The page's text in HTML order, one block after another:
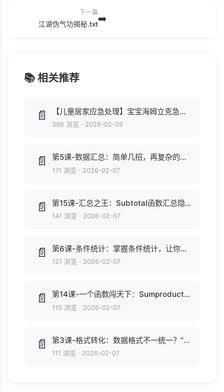
下一篇
江湖伪气功揭秘.txt➡️
📚 相关推荐
📄 【儿童居家应急处理】宝宝海姆立克急救法.mp4
396 浏览 · 2026-02-09
📄 第5课-数据汇总：简单几招，再复杂的数据也立刻一目了然.mp4
171 浏览 · 2026-02-07
📄 第15课-汇总之王：Subtotal函数汇总隐藏报表，一专多能，游刃有余.mp4
141 浏览 · 2026-02-07
📄 第6课-条件统计：掌握条件统计，让你透过数据直达本质.mp4
121 浏览 · 2026-02-07
📄 第14课-一个函数闯天下：Sumproduct函数强大到你想象不到.mp4
115 浏览 · 2026-02-07
📄 第3课-格式转化：数据格式不一统一？“唰”一下瞬间自动规范.mp4
111 浏览 · 2026-02-07